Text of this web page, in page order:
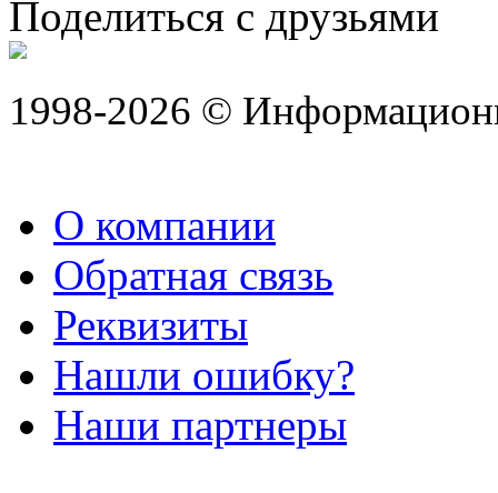
Поделиться с друзьями
1998-2026 ©
О компании
Обратная связь
Реквизиты
Нашли ошибку?
Наши партнеры